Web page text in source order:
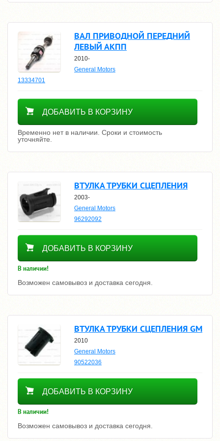
ВАЛ ПРИВОДНОЙ ПЕРЕДНИЙ
ЛЕВЫЙ АКПП
2010-
General Motors
13334701
Уточнить цену
ДОБАВИТЬ В КОРЗИНУ
Временно нет в наличии. Сроки и стоимость
уточняйте.
ВТУЛКА ТРУБКИ СЦЕПЛЕНИЯ
2003-
General Motors
96292092
350
ДОБАВИТЬ В КОРЗИНУ
В наличии!
Возможен самовывоз и доставка сегодня.
ВТУЛКА ТРУБКИ СЦЕПЛЕНИЯ GM
2010
General Motors
90522036
190
ДОБАВИТЬ В КОРЗИНУ
В наличии!
Возможен самовывоз и доставка сегодня.